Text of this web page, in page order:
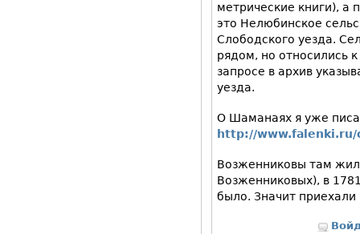
метрические книги), а
это Нелюбинское
Слободского уезда.
рядом, но относились
запросе в архив
уезда.
О Шаманаях я уже
http://
Возженниковы там
Возженниковых), в
было. Значит